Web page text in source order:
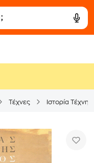
Τέχνες Ιστορία Τέχνης